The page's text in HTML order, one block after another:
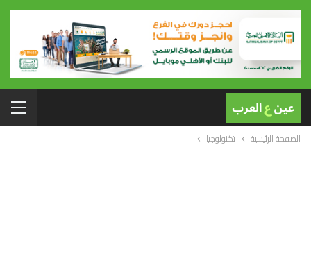
الصفحة الرئيسية تكنولوجيا